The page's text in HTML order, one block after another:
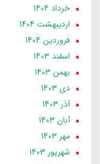
خرداد 1404
ارديبهشت 1404
فروردین 1404
اسفند 1403
بهمن 1403
دی 1403
آذر 1403
آبان 1403
مهر 1403
شهریور 1403